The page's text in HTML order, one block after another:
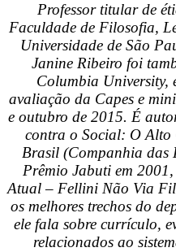
Professor titular de
Faculdade de Filosofia,
Universidade de São
Janine Ribeiro foi
Columbia University,
avaliação da Capes e
e outubro de 2015. É
contra o Social: O
Brasil (Companhia das
Prêmio Jabuti em
Atual – Fellini Não Via
os melhores trechos do
ele fala sobre currículo,
relacionados ao